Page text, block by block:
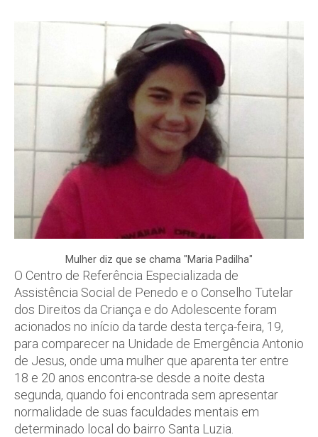
Mulher diz que se chama "Maria Padilha"
O Centro de Referência Especializada de
Assistência Social de Penedo e o Conselho Tutelar
dos Direitos da Criança e do Adolescente foram
acionados no início da tarde desta terça-feira, 19,
para comparecer na Unidade de Emergência Antonio
de Jesus, onde uma mulher que aparenta ter entre
18 e 20 anos encontra-se desde a noite desta
segunda, quando foi encontrada sem apresentar
normalidade de suas faculdades mentais em
determinado local do bairro Santa Luzia.